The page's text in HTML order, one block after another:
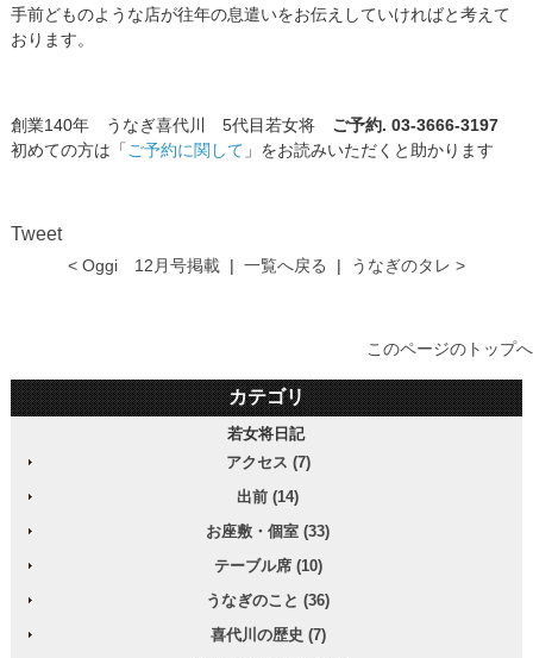
手前どものような店が往年の息遣いをお伝えしていければと考えて
おります。
創業140年 うなぎ喜代川 5代目若女将 ご予約. 03-3666-3197
初めての方は「 ご予約に関して 」をお読みいただくと助かります
Tweet
< Oggi 12月号掲載 | 一覧へ戻る | うなぎのタレ >
このページのトップへ
カテゴリ
若女将日記
アクセス (7)
出前 (14)
お座敷・個室 (33)
テーブル席 (10)
うなぎのこと (36)
喜代川の歴史 (7)